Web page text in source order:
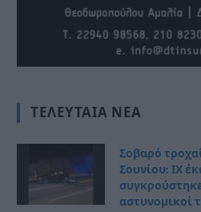
ΤΕΛΕΥΤΑΊΑ ΝΈΑ
Σοβαρό
Σουνίου: ΙΧ
αστυνομικοί